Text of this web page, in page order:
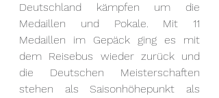
Deutschland kämpfen um die
Medaillen und Pokale. Mit 11
Medaillen im Gepäck ging es mit
dem Reisebus wieder zurück und
die Deutschen Meisterschaften
stehen als Saisonhöhepunkt als